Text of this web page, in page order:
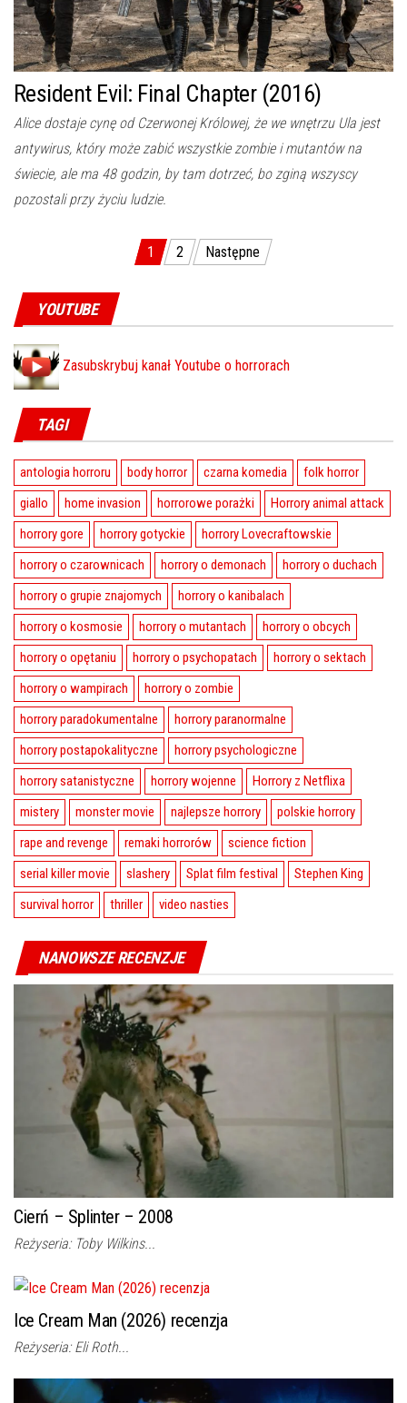
Resident Evil: Final Chapter (2016)
Alice dostaje cynę od Czerwonej Królowej, że we wnętrzu Ula jest
antywirus, który może zabić wszystkie zombie i mutantów na
świecie, ale ma 48 godzin, by tam dotrzeć, bo zginą wszyscy
pozostali przy życiu ludzie.
Stronicowanie wpisów
1 2 Następne
YOUTUBE
Zasubskrybuj kanał Youtube o horrorach
TAGI
antologia horroru body horror czarna komedia
folk horror
giallo
home invasion horrorowe porażki
Horrory animal attack
horrory gore
horrory gotyckie
horrory Lovecraftowskie
horrory o czarownicach
horrory o demonach
horrory o duchach
horrory o grupie znajomych
horrory o kanibalach
horrory o kosmosie
horrory o mutantach
horrory o obcych
horrory o opętaniu
horrory o psychopatach
horrory o sektach
horrory o wampirach
horrory o zombie
horrory paradokumentalne
horrory paranormalne
horrory postapokalityczne
horrory psychologiczne
horrory satanistyczne
horrory wojenne
Horrory z Netflixa
mistery
monster movie najlepsze horrory
polskie horrory
rape and revenge
remaki horrorów
science fiction
serial killer movie
slashery Splat film festival
Stephen King
survival horror
thriller video nasties
NANOWSZE RECENZJE
Cierń – Splinter – 2008
Reżyseria: Toby Wilkins...
Ice Cream Man (2026) recenzja
Reżyseria: Eli Roth...